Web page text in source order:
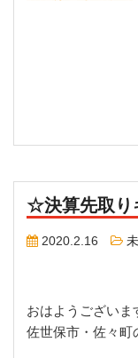
☆決算先取り
2020.2.16
おはようございま
佐世保市・佐々町